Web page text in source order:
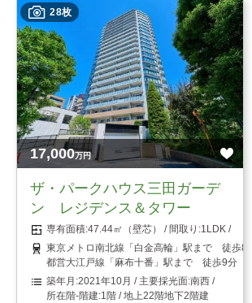
28枚
17,000万円
ザ・パークハウス三田ガーデ
ン レジデンス＆タワー
47.44㎡（壁芯）
1LDK
東京メトロ南北線「白金高輪」駅まで 徒歩8分
都営大江戸線「麻布十番」駅まで 徒歩9分
2021年10月
南西
1階 / 地上22階地下2階建